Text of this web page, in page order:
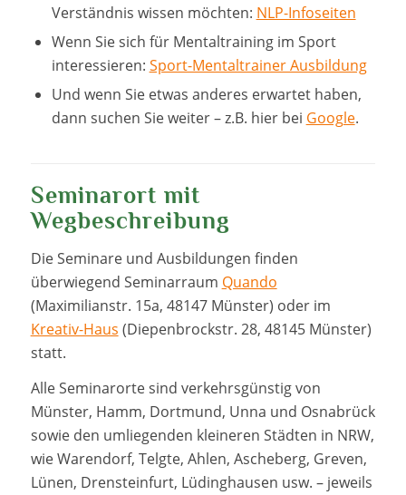
Verständnis wissen möchten: NLP-Infoseiten
Wenn Sie sich für Mentaltraining im Sport
interessieren: Sport-Mentaltrainer Ausbildung
Und wenn Sie etwas anderes erwartet haben,
dann suchen Sie weiter – z.B. hier bei Google.
Seminarort mit
Wegbeschreibung
Die Seminare und Ausbildungen finden
überwiegend Seminarraum Quando
(Maximilianstr. 15a, 48147 Münster) oder im
Kreativ-Haus (Diepenbrockstr. 28, 48145 Münster)
statt.
Alle Seminarorte sind verkehrsgünstig von
Münster, Hamm, Dortmund, Unna und Osnabrück
sowie den umliegenden kleineren Städten in NRW,
wie Warendorf, Telgte, Ahlen, Ascheberg, Greven,
Lünen, Drensteinfurt, Lüdinghausen usw. – jeweils